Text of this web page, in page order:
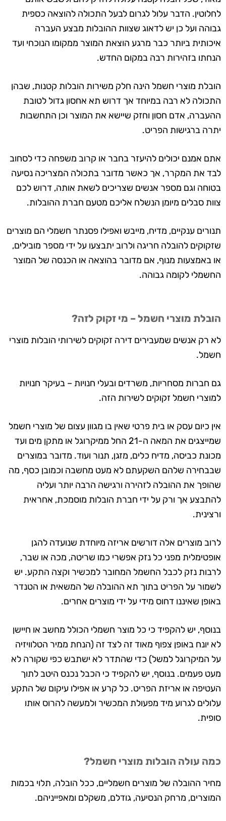
לחלוטין. הדבר עלול לגרום לבעל התכולה להוצאה כספית
גבוהה ועל כן יש לדאוג שצוות ההובלות מבצע העברה
איכותית ביותר כבר מרגע הוצאת המוצר ממקומו הנוכחי ועד
הנחתו בזהירות רבה במקום החדש.
הובלת מוצרי חשמל הינה חלק משירות הובלות קטנות, שבהן
התכולה לא רבה במיוחד אך דרוש תא אחסון גדול לטובת
ההעברה, אדם חסון וחזק שיישא את המוצר וכן התחשבות
יתרה ברגישות הפריט.
אתם אמנם יכולים להיעזר בחבר או קרוב משפחה כדי לסחוב
לבד את המקרר, אך כאשר מדובר בתכולה המצריכה נסיעה
בטוחה וגם מספר אנשים שצריכים לשאת אותה, דרוש לכם
צוות סבלים מיומן הנשלח אליכם מטעם חברת ההובלות.
תנורים ענקיים, מדיח, מייבש ואפילו פסנתר חשמלי הם מוצרים
שזקוקים להובלה חריגה ולרוב יתבצעו על ידי מספר מובילים,
או באמצעות מנוף, אם מדובר בהוצאה או הכנסה של המוצר
החשמלי לקומה גבוהה.
הובלת מוצרי חשמל – מי זקוק לזה?
לא רק אנשים שמעבירים דירה זקוקים לשירותי הובלות מוצרי
חשמל.
גם חברות מסחריות, משרדים ובעלי חנויות – בעיקר חנויות
למוצרי חשמל זקוקים לשירות הזה.
אין כיום עסק או בית פרטי שאין בו מגוון עצום של מוצרי חשמל
שמייצגים את המאה ה-21 החל ממיקרוגל או מתקן מים ועד
מכונת כביסה, מדיח כלים, מזגן, תנור ועוד. מדובר במוצרים
שבבחירה שלהם השקעתם לא מעט מחשבה וכמובן כסף, מה
שהופך את ההובלה לזהירה ורגישה הרבה יותר ועליה
להתבצע אך ורק על ידי חברת הובלות מוסמכת, אחראית
ורצינית.
לרוב מוצרים אלה דורשים אריזה מיוחדת שנועדה להגן
אופטימלית מפני כל נזק אפשרי כמו שריטה, מכה או שבר,
לרבות נזק לכבל החשמל המחובר למכשיר וקצה התקע. יש
לשמור על הפריט בתוך תא ההובלה של המשאית או הטנדר
באופן שאיננו דחוס מידי על ידי מוצרים אחרים.
בנוסף, יש להקפיד כי כל מוצר חשמלי הכולל מחשב או חיישן
לא יונח באופן צפוף מאוד זה לצד זה (הנחת ממיר הטלוויזיה
על המיקרוגל למשל) כדי שהתדר לא ישתבש כפי שקורה לא
מעט פעמים. בנוסף, יש להקפיד כי הכבל נכנס היטב לתוך
העטיפה או אריזת הפריט. כל קרע או אפילו עיקום של התקע
עלולים לגרוע מיד מפעולת המכשיר ולמעשה להרוס אותו
סופית.
כמה עולה הובלות מוצרי חשמל?
מחיר ההובלה של מוצרים חשמליים, ככל הובלה, תלוי בכמות
המוצרים, מרחק הנסיעה, גודלם, משקלם ומאפייניהם.